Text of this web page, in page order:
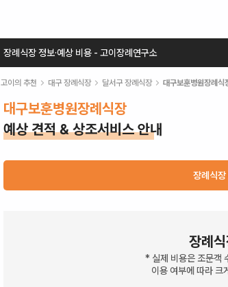
장례식장 정보·예상 비용 - 고이장례연구소
고이의 추천 대구 장례식장 달서구 장례식장 대구보훈병원장례식
대구보훈병원장례식장
예상 견적 & 상조서비스 안내
장례식장
장례
* 실제 비용은 조문객
이용 여부에 따라 크